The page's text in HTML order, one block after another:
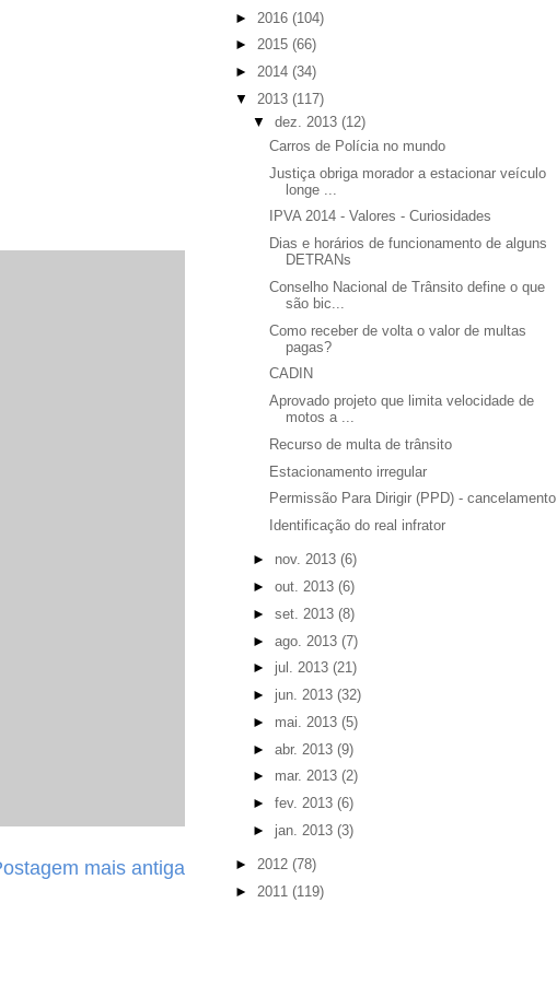
mais antiga
► 2016 (104)
► 2015 (66)
► 2014 (34)
▼ 2013 (117)
▼ dez. 2013 (12)
Carros de Polícia no mundo
Justiça obriga morador a estacionar veículo
longe ...
IPVA 2014 - Valores - Curiosidades
Dias e horários de funcionamento de alguns
DETRANs
Conselho Nacional de Trânsito define o que
são bic...
Como receber de volta o valor de multas
pagas?
CADIN
Aprovado projeto que limita velocidade de
motos a ...
Recurso de multa de trânsito
Estacionamento irregular
Permissão Para Dirigir (PPD) - cancelamento
Identificação do real infrator
► nov. 2013 (6)
► out. 2013 (6)
► set. 2013 (8)
► ago. 2013 (7)
► jul. 2013 (21)
► jun. 2013 (32)
► mai. 2013 (5)
► abr. 2013 (9)
► mar. 2013 (2)
► fev. 2013 (6)
► jan. 2013 (3)
► 2012 (78)
► 2011 (119)